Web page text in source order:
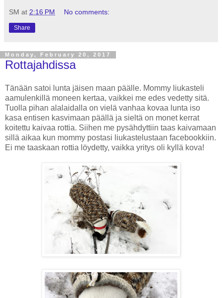
SM at 2:16 PM No comments:
Share
Monday, February 20, 2017
Rottajahdissa
Tänään satoi lunta jäisen maan päälle. Mommy liukasteli
aamulenkillä moneen kertaa, vaikkei me edes vedetty sitä.
Tuolla pihan alalaidalla on vielä vanhaa kovaa lunta iso
kasa entisen kasvimaan päällä ja sieltä on monet kerrat
koitettu kaivaa rottia. Siihen me pysähdyttiin taas kaivamaan
sillä aikaa kun mommy postasi liukastelustaan facebookkiin.
Ei me taaskaan rottia löydetty, vaikka yritys oli kyllä kova!